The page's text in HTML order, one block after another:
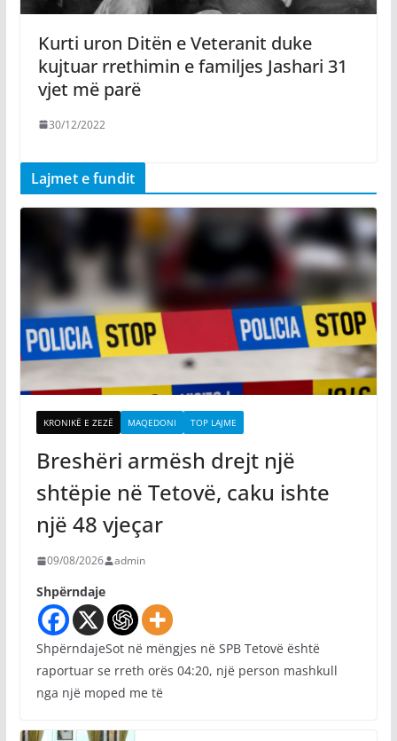
Kurti uron Ditën e Veteranit duke
kujtuar rrethimin e familjes Jashari 31
vjet më parë
30/12/2022
Lajmet e fundit
KRONIKË E ZEZË MAQEDONI TOP LAJME
Breshëri armësh drejt një
shtëpie në Tetovë, caku ishte
një 48 vjeçar
09/08/2026 admin
Shpërndaje
ShpërndajeSot në mëngjes në SPB Tetovë është
raportuar se rreth orës 04:20, një person mashkull
nga një moped me të